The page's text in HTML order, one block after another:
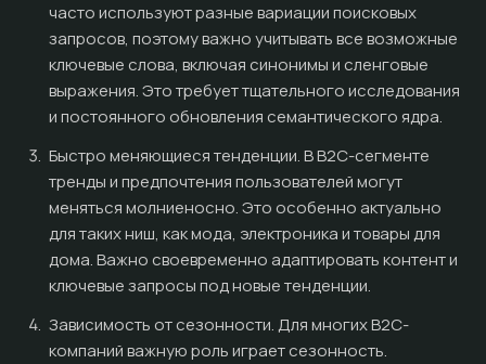
часто используют разные вариации поисковых
запросов, поэтому важно учитывать все возможные
ключевые слова, включая синонимы и сленговые
выражения. Это требует тщательного исследования
и постоянного обновления семантического ядра.
Быстро меняющиеся тенденции. В B2C-сегменте
тренды и предпочтения пользователей могут
меняться молниеносно. Это особенно актуально
для таких ниш, как мода, электроника и товары для
дома. Важно своевременно адаптировать контент и
ключевые запросы под новые тенденции.
Зависимость от сезонности. Для многих B2C-
компаний важную роль играет сезонность.